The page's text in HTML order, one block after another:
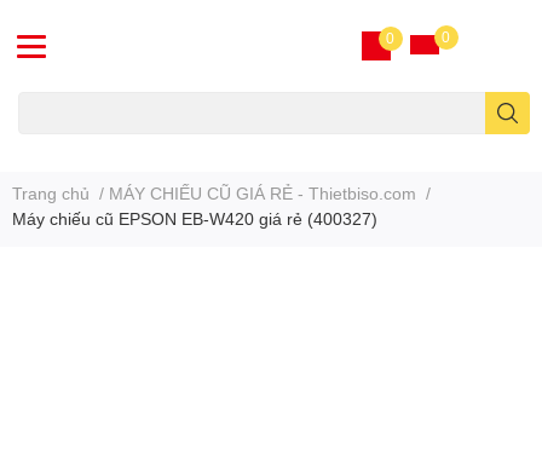
0 0
Trang chủ / MÁY CHIẾU CŨ GIÁ RẺ - Thietbiso.com /
Máy chiếu cũ EPSON EB-W420 giá rẻ (400327)